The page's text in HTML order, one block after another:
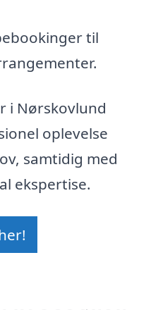
til
i Nørskovlund
oplevelse
samtidig med
ekspertise.